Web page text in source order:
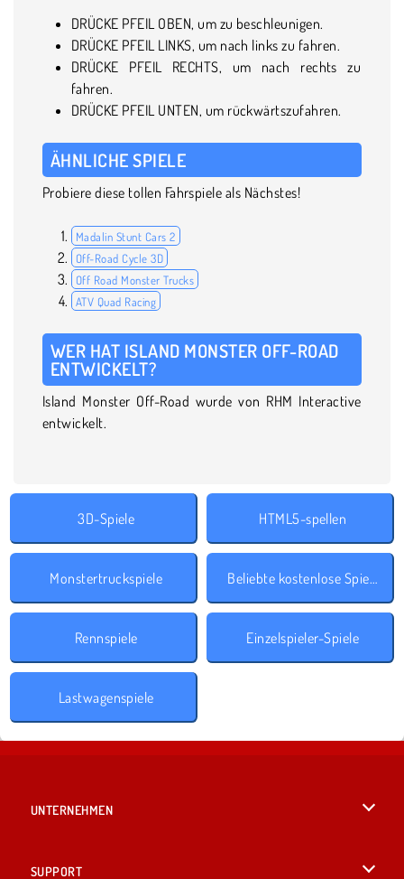
DRÜCKE PFEIL OBEN, um zu beschleunigen.
DRÜCKE PFEIL LINKS, um nach links zu fahren.
DRÜCKE PFEIL RECHTS, um nach rechts zu
fahren.
DRÜCKE PFEIL UNTEN, um rückwärtszufahren.
ÄHNLICHE SPIELE
Probiere diese tollen Fahrspiele als Nächstes!
Madalin Stunt Cars 2
Off-Road Cycle 3D
Off Road Monster Trucks
ATV Quad Racing
WER HAT ISLAND MONSTER OFF-ROAD
ENTWICKELT?
Island Monster Off-Road wurde von RHM Interactive
entwickelt.
3D-Spiele HTML5-spellen
Monstertruckspiele Beliebte kostenlose Spiele
Rennspiele Einzelspieler-Spiele
Lastwagenspiele
UNTERNEHMEN
SUPPORT